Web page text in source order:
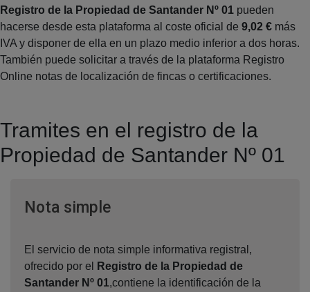
Registro de la Propiedad de Santander Nº 01 pueden
hacerse desde esta plataforma al coste oficial de 9,02 € más
IVA y disponer de ella en un plazo medio inferior a dos horas.
También puede solicitar a través de la plataforma Registro
Online notas de localización de fincas o certificaciones.
Tramites en el registro de la
Propiedad de Santander Nº 01
Nota simpleVentana nueva
El servicio de nota simple informativa registral,
ofrecido por el
Registro de la Propiedad de
Santander Nº 01,contiene la identificación de la